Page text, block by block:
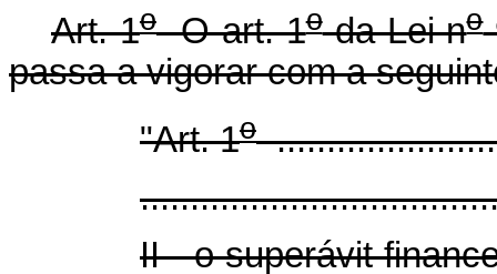
Art. 1oO art. 1oda Lei no
passa a vigorar com a
"Art. 1o
II - o superávit